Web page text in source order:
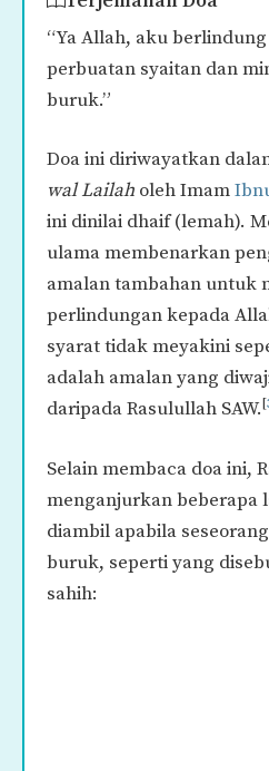
“Ya Allah, aku
perbuatan syaitan dan
buruk.”
Doa ini diriwayatkan
wal Lailah oleh Imam
ini dinilai dhaif (lemah).
ulama membenarkan
amalan tambahan untuk
perlindungan kepada
syarat tidak meyakini
adalah amalan yang
daripada Rasulullah SAW.[
Selain membaca doa ini,
menganjurkan beberapa
diambil apabila
buruk, seperti yang
sahih: